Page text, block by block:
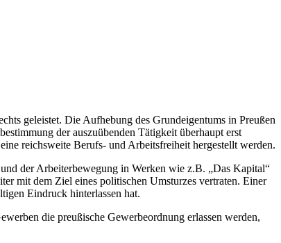
geleistet. Die Aufhebung des Grundeigentums in Preußen
der auszuübenden Tätigkeit überhaupt erst
reichsweite Berufs- und Arbeitsfreiheit hergestellt werden.
der Arbeiterbewegung in Werken wie z.B. „Das Kapital“
mit dem Ziel eines politischen Umsturzes vertraten. Einer
Eindruck hinterlassen hat.
die preußische Gewerbeordnung erlassen werden,